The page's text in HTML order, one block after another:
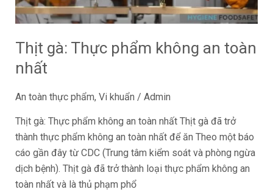
Thịt gà: Thực phẩm không an toàn
nhất
An toàn thực phẩm, Vi khuẩn / Admin
Thịt gà: Thực phẩm không an toàn nhất Thịt gà đã trở
thành thực phẩm không an toàn nhất để ăn Theo một báo
cáo gần đây từ CDC (Trung tâm kiểm soát và phòng ngừa
dịch bệnh). Thịt gà đã trở thành loại thực phẩm không an
toàn nhất và là thủ phạm phổ
nhất